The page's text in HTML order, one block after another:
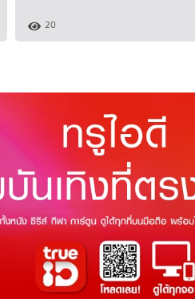
20